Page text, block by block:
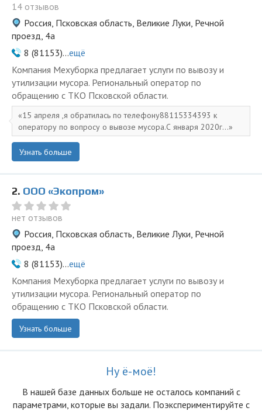
14 отзывов
Россия, Псковская область, Великие Луки, Речной
проезд, 4а
8 (81153)...ещё
Компания Мехуборка предлагает услуги по вывозу и
утилизации мусора. Региональный оператор по
обращению с ТКО Псковской области.
15 апреля ,я обратилась по телефону88115334393 к
оператору по вопросу о вывозе мусора.С января 2020г...
Узнать больше
2. ООО «Экопром»
нет отзывов
Россия, Псковская область, Великие Луки, Речной
проезд, 4а
8 (81153)...ещё
Компания Мехуборка предлагает услуги по вывозу и
утилизации мусора. Региональный оператор по
обращению с ТКО Псковской области.
Узнать больше
Ну ё-моё!
В нашей базе данных больше не осталоcь компаний с
параметрами, которые вы задали. Поэкспериментируйте с